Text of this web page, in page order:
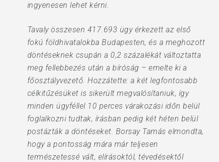
ingyenesen lehet kérni.
Tavaly összesen 417.693 ügy érkezett az első
fokú földhivatalokba Budapesten, és a meghozott
döntéseknek csupán a 0,2 százalékát változtatta
meg fellebbezés után a bíróság – emelte ki a
főosztályvezető. Hozzátette: a két legfontosabb
célkitűzésüket is sikerült megvalósítaniuk, így
minden ügyféllel 10 perces várakozási időn belül
foglalkozni tudtak, írásban pedig két héten belül
postázták a döntéseket. Borsay Tamás elmondta,
hogy a pontosság mára már teljesen
természetessé vált, elírásoktól, tévedésektől